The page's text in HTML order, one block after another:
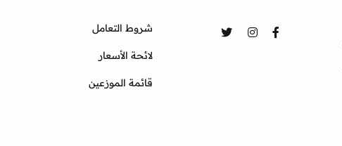
Facebook
Instagram
Twitter شروط التعامل
لائحة الأسعار
قائمة الموزعين